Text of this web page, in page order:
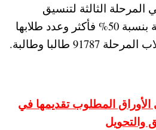
المرحلة الثالثة لتنسيق
الجامعات هي 205 درجة بنسبة 50% فأكثر وعدد طلابها
المطلوب تقديمها في
والتحويل